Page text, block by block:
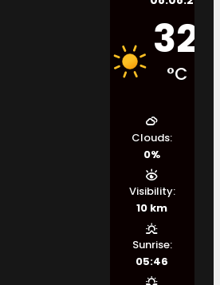
32
°C
Clouds:
0%
Visibility:
10 km
Sunrise:
05:46